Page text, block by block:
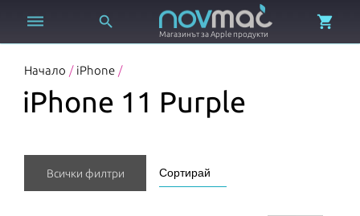
 
Магазинът за Apple продукти

Начало / iPhone /
iPhone 11 Purple
Всички филтри